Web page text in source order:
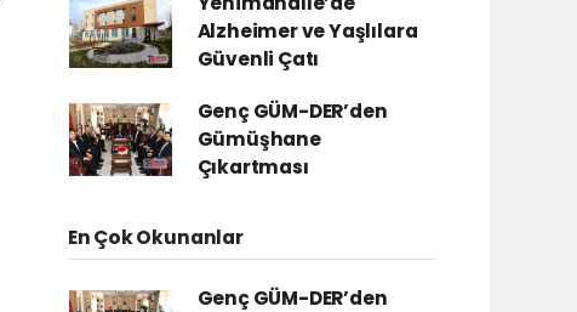
Alzheimer ve Yaşlılara
Güvenli Çatı
Genç GÜM-DER’den
Gümüşhane
Çıkartması
En Çok Okunanlar
Genç GÜM-DER’den